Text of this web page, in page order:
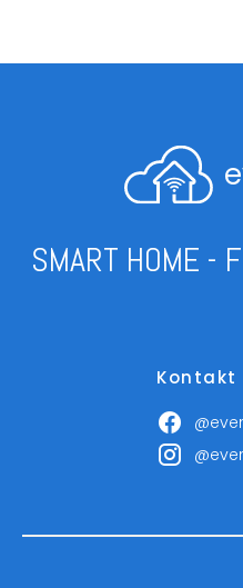
SMART HOME -
Kontakt